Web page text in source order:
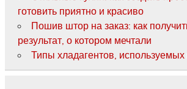
готовить приятно и красиво
Пошив штор на заказ: как
результат, о котором мечтали
Типы хладагентов,